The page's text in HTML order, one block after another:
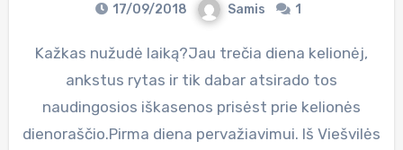
17/09/2018 Samis 1
Kažkas nužudė laiką?Jau trečia diena kelionėj,
ankstus rytas ir tik dabar atsirado tos
naudingosios iškasenos prisėst prie kelionės
dienoraščio.Pirma diena pervažiavimui. Iš Viešvilės